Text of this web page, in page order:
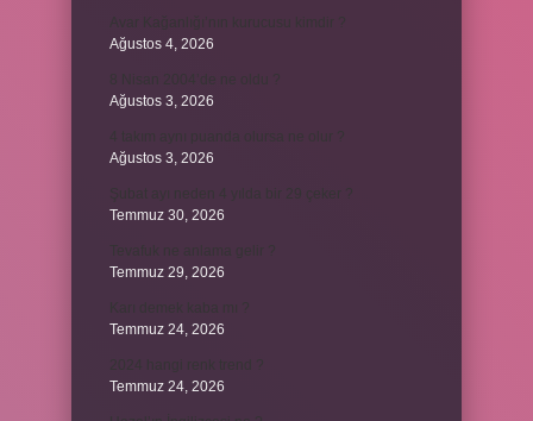
Ağustos 4, 2026
Ağustos 3, 2026
Ağustos 3, 2026
Temmuz 30, 2026
Temmuz 29, 2026
Temmuz 24, 2026
Temmuz 24, 2026